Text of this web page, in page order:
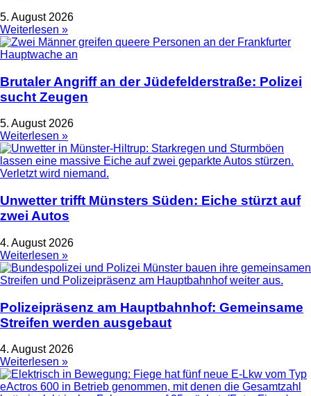
5. August 2026
Weiterlesen »
Brutaler Angriff an der Jüdefelderstraße: Polizei
sucht Zeugen
5. August 2026
Weiterlesen »
Unwetter trifft Münsters Süden: Eiche stürzt auf
zwei Autos
4. August 2026
Weiterlesen »
Polizeipräsenz am Hauptbahnhof: Gemeinsame
Streifen werden ausgebaut
4. August 2026
Weiterlesen »